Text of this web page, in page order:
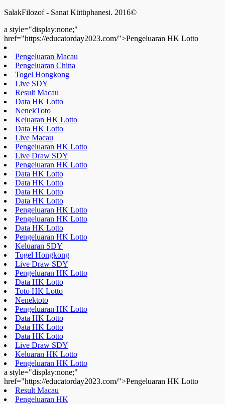
SalakFilozof - Sanat Kütüphanesi. 2016©
a style="display:none;"
href="https://educatorday2023.com/">Pengeluaran HK Lotto
Pengeluaran Macau
Pengeluaran China
Togel Hongkong
Live SDY
Result Macau
Data HK Lotto
NenekToto
Keluaran HK Lotto
Data HK Lotto
Live Macau
Pengeluaran HK Lotto
Live Draw SDY
Pengeluaran HK Lotto
Data HK Lotto
Data HK Lotto
Data HK Lotto
Data HK Lotto
Pengeluaran HK Lotto
Pengeluaran HK Lotto
Data HK Lotto
Pengeluaran HK Lotto
Keluaran SDY
Togel Hongkong
Live Draw SDY
Pengeluaran HK Lotto
Data HK Lotto
Toto HK Lotto
Nenektoto
Pengeluaran HK Lotto
Data HK Lotto
Data HK Lotto
Data HK Lotto
Live Draw SDY
Keluaran HK Lotto
Pengeluaran HK Lotto
a style="display:none;"
href="https://educatorday2023.com/">Pengeluaran HK Lotto
Result Macau
Pengeluaran HK